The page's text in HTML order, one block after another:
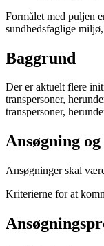
Formålet med puljen
sundhedsfaglige
Baggrund
Der er aktuelt flere
transpersoner,
transpersoner,
Ansøgning
Ansøgninger skal
Kriterierne for at